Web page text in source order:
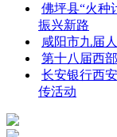
佛坪县“火种
振兴新路
咸阳市九届
第十八届西
长安银行西
传活动